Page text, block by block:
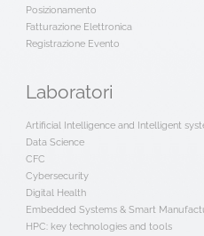
Posizionamento
Fatturazione Elettronica
Registrazione Evento
Laboratori
Artificial Intelligence and Intelligent
Data Science
CFC
Cybersecurity
Digital Health
Embedded Systems & Smart
HPC: key technologies and tools